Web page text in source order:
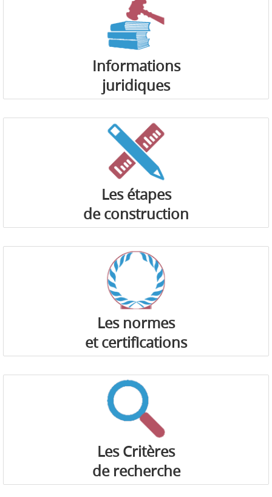
Informations
juridiques
Les étapes
de construction
Les normes
et certifications
Les Critères
de recherche